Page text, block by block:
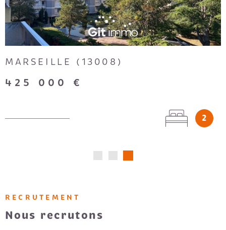
MARSEILLE (13008)
425 000 €
2
RECRUTEMENT
Nous recrutons